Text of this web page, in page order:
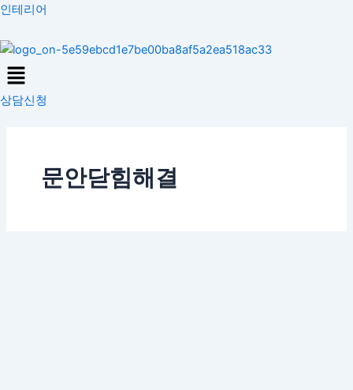
콘
츠
로
건
너
인테리어
Menu
상담신청
문안닫힘해결